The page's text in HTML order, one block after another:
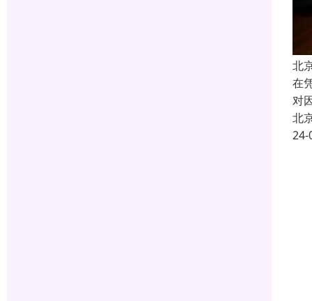
北
在
对
北
24-